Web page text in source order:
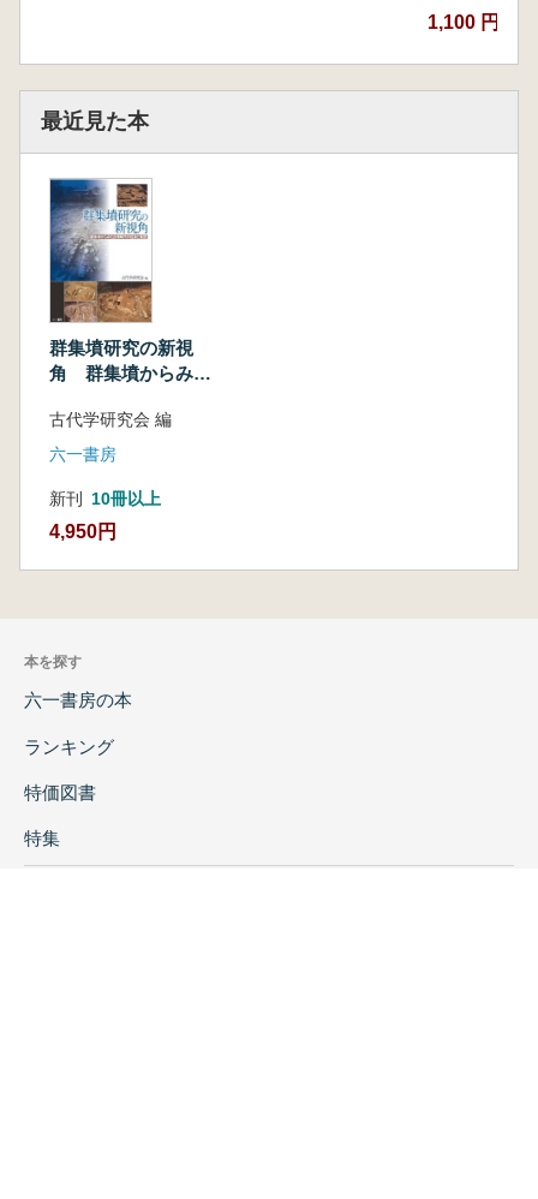
1,100 円~
最近見た本
群集墳研究の新視
角 群集墳からみた
団
古代学研究会 編
六一書房
新刊 10冊以上
4,950円
本を探す
六一書房の本
ランキング
特価図書
特集